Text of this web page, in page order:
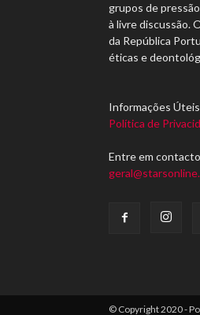
grupos de
à livre discussão.
da República
éticas e
Informações
Política de
Entre em
© Copyright 2020 -